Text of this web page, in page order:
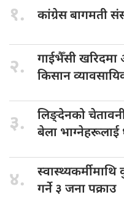
१. कांग्रेस बागमती
२. गाईभैँसी खरिदमा
किसान
३. लिङ्देनको
बेला भाग्नेहरूलाई
४.
गर्ने ३ जना पक्राउ